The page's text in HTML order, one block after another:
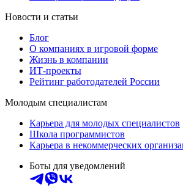
Новости и статьи
Блог
О компаниях в игровой форме
Жизнь в компании
ИТ-проекты
Рейтинг работодателей России
Молодым специалистам
Карьера для молодых специалистов
Школа программистов
Карьера в некоммерческих
Боты для уведомлений